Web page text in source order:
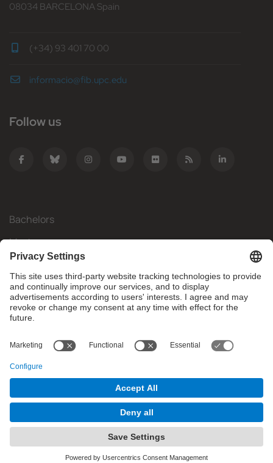
08034 BARCELONA Spain
(+34) 93 401 70 00
informacio@fib.upc.edu
Follow us
Bachelors
Masters
Mobility
Research
Companies
What do you need?
© Facultat d'Informàtica de Barcelona - Universitat Politècnica
de Catalunya - BarcelonaTech
Website Disclaimer Privacy Settings